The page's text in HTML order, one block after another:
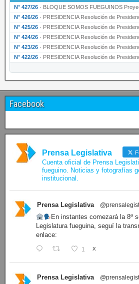
N° 427/26 · BLOQUE SOMOS FUEGUINOS Proyecto de Declaración
N° 426/26 · PRESIDENCIA Resolución de Presidencia N° 216/26
N° 425/26 · PRESIDENCIA Resolución de Presidencia N° 212/26
N° 424/26 · PRESIDENCIA Resolución de Presidencia Nº 210/26
N° 423/26 · PRESIDENCIA Resolución de Presidencia Nº 209/26
N° 422/26 · PRESIDENCIA Resolución de Presidencia
Facebook
Prensa Legislativa
Cuenta oficial de Prensa
fueguino. Noticias y fotografías
institucional.
Prensa Legislativa
En instantes comezará la 8ª
Legislatura fueguina, seguí la
enlace:
1 X
Prensa Legislativa